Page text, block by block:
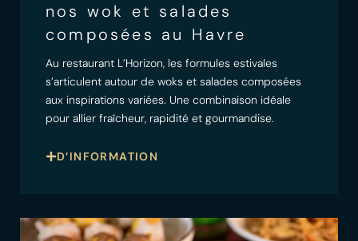
nos wok et salades
composées au Havre
Au restaurant L’Horizon, les formules estivales
s’articulent autour de woks et salades composées
aux inspirations variées. Une combinaison idéale
pour allier fraîcheur, rapidité et gourmandise.
D’INFORMATION